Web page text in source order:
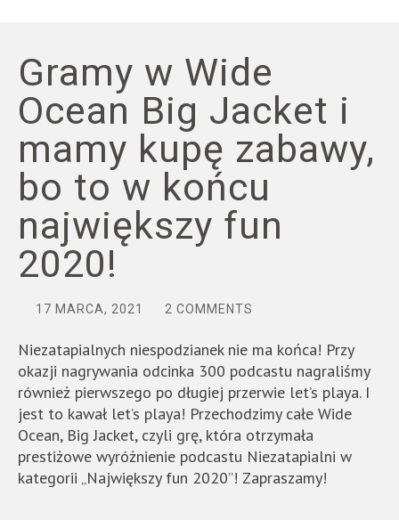
Gramy w Wide
Ocean Big Jacket i
mamy kupę zabawy,
bo to w końcu
największy fun
2020!
17 MARCA, 2021 2 COMMENTS
Niezatapialnych niespodzianek nie ma końca! Przy
okazji nagrywania odcinka 300 podcastu nagraliśmy
również pierwszego po długiej przerwie let’s playa. I
jest to kawał let’s playa! Przechodzimy całe Wide
Ocean, Big Jacket, czyli grę, która otrzymała
prestiżowe wyróżnienie podcastu Niezatapialni w
kategorii „Największy fun 2020”! Zapraszamy!